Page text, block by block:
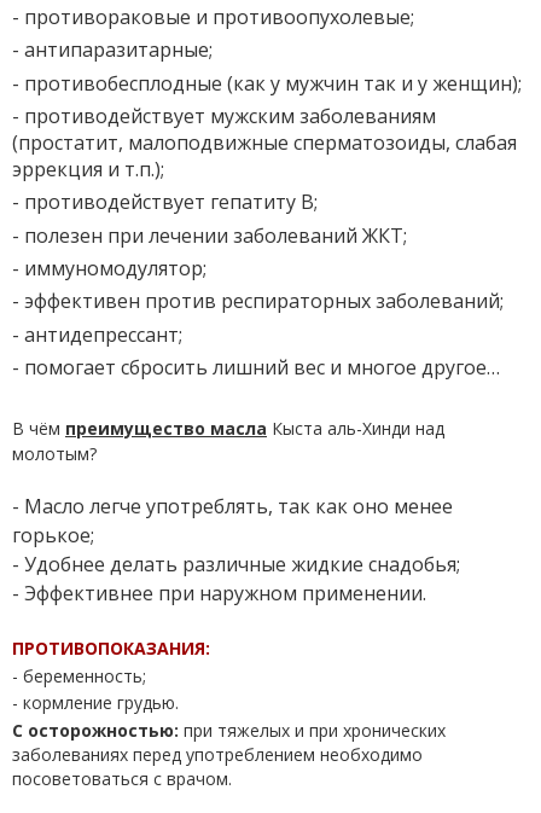
- противораковые и противоопухолевые;
- антипаразитарные;
- противобесплодные (как у мужчин так и у женщин);
- противодействует мужским заболеваниям
(простатит, малоподвижные сперматозоиды, слабая
эррекция и т.п.);
- противодействует гепатиту B;
- полезен при лечении заболеваний ЖКТ;
- иммуномодулятор;
- эффективен против респираторных заболеваний;
- антидепрессант;
- помогает сбросить лишний вес и многое другое…
В чём преимущество масла Кыста аль-Хинди над
молотым?
- Масло легче употреблять, так как оно менее
горькое;
- Удобнее делать различные жидкие снадобья;
- Эффективнее при наружном применении.
ПРОТИВОПОКАЗАНИЯ:
- беременность;
- кормление грудью.
С осторожностью: при тяжелых и при хронических
заболеваниях перед употреблением необходимо
посоветоваться с врачом.